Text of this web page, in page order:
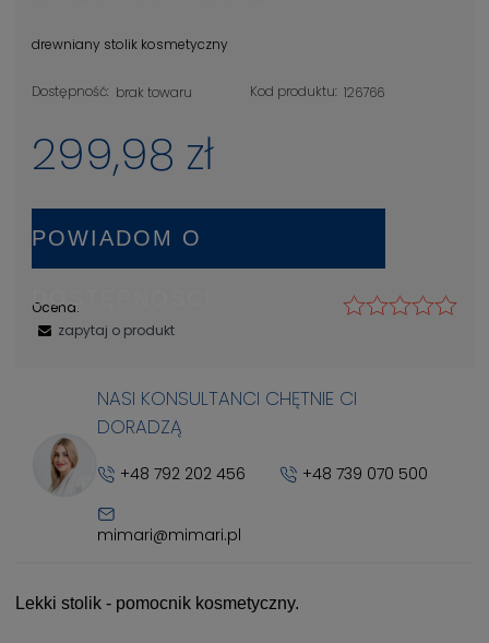
drewniany stolik kosmetyczny
Dostępność: brak towaru Kod produktu: 126766
299,98 zł
POWIADOM O
DOSTĘPNOŚCI
Ocena:
zapytaj o produkt
NASI KONSULTANCI CHĘTNIE CI
DORADZĄ
+48 792 202 456 +48 739 070 500
mimari@mimari.pl
Lekki stolik - pomocnik kosmetyczny.